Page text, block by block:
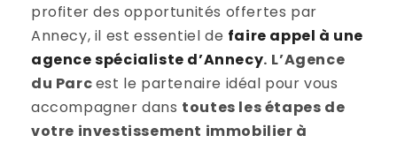
profiter des opportunités offertes par
Annecy, il est essentiel de faire appel à une
agence spécialiste d’Annecy. L’Agence
du Parcest le partenaire idéal pour vous
accompagner dans toutes les étapes de
votre investissement immobilier à